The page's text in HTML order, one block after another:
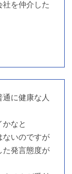
を仲介した
に健康な人
かなと
ないのですが
た発言態度が